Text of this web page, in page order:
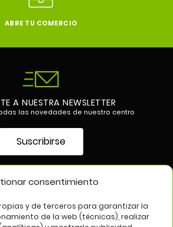
consentimiento
y de terceros para garantizar la
de la web (técnicas), realizar
ABRE TU COMERCIO
A NUESTRA NEWSLETTER
las novedades de nuestro centro
Suscribirse